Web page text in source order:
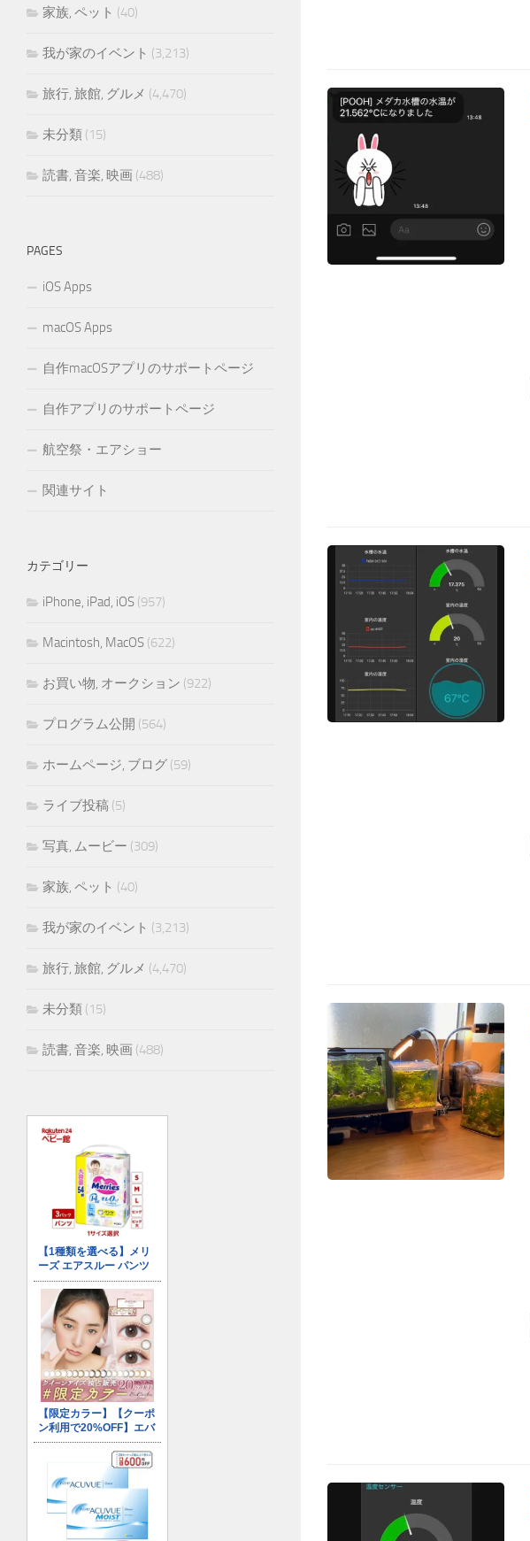
家族, ペット (40)
我が家のイベント (3,213)
旅行, 旅館, グルメ (4,470)
未分類 (15)
読書, 音楽, 映画 (488)
PAGES
iOS Apps
macOS Apps
自作macOSアプリのサポートページ
自作アプリのサポートページ
航空祭・エアショー
関連サイト
カテゴリー
iPhone, iPad, iOS (957)
Macintosh, MacOS (622)
お買い物, オークション (922)
プログラム公開 (564)
ホームページ, ブログ (59)
ライブ投稿 (5)
写真, ムービー (309)
家族, ペット (40)
我が家のイベント (3,213)
旅行, 旅館, グルメ (4,470)
未分類 (15)
読書, 音楽, 映画 (488)